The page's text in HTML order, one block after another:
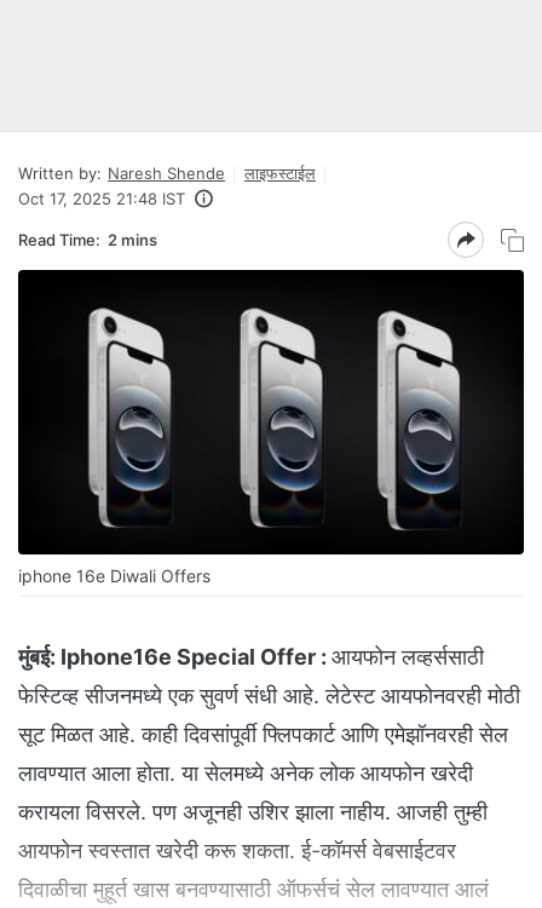
Written by: Naresh Shende
लाइफस्टाईल
Oct 17, 2025 21:48 IST
Read Time: 2 mins
iphone 16e Diwali Offers
मुंबई: Iphone16e Special Offer : आयफोन लव्हर्ससाठी
फेस्टिव्ह सीजनमध्ये एक सुवर्ण संधी आहे. लेटेस्ट आयफोनवरही मोठी
सूट मिळत आहे. काही दिवसांपूर्वी फ्लिपकार्ट आणि एमेझॉनवरही सेल
लावण्यात आला होता. या सेलमध्ये अनेक लोक आयफोन खरेदी
करायला विसरले. पण अजूनही उशिर झाला नाहीय. आजही तुम्ही
आयफोन स्वस्तात खरेदी करू शकता. ई-कॉमर्स वेबसाईटवर
दिवाळीचा मुहूर्त खास बनवण्यासाठी ऑफर्सचं सेल लावण्यात आलं